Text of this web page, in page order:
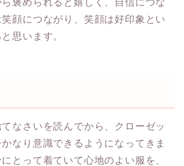
褒められると嬉しく、自信につな
顔につながり、笑顔は好印象とい
思います。
なさいを読んでから、クローゼッ
かなり意識できるようになってきま
とって着ていて心地のよい服を、